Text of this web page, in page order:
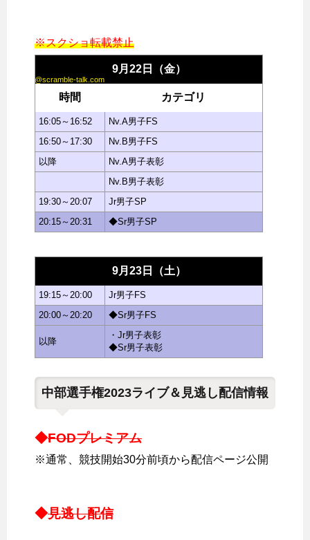
※スクショ転載禁止
@scramble-talk.com
9月22日（金）
時間 カテゴリ
16:05～16:52
Nv.A男子FS
16:50～17:30
Nv.B男子FS
以降
Nv.A男子表彰
Nv.B男子表彰
19:30～20:07
Jr男子SP
20:15～20:31
◆Sr男子SP
9月23日（土）
19:15～20:00
Jr男子FS
20:00～20:20
◆Sr男子FS
以降
・Jr男子表彰
◆Sr男子表彰
中部選手権2023ライブ＆見逃し配信情報
◆FODプレミアム
※通常、競技開始30分前頃から配信ページ公開
◆見逃し配信